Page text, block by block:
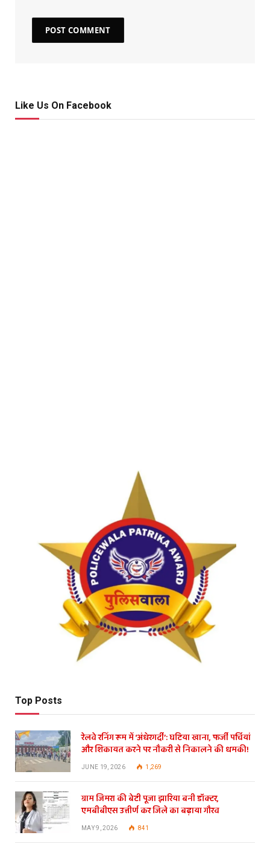
Like Us On Facebook
Top Posts
रेलवे रनिंग रूम में ‘अंधेरगर्दी’: घटिया खाना, फर्जी पर्चियां
और शिकायत करने पर नौकरी से निकालने की धमकी!
JUNE 19, 2026 1,269
ग्राम जिमरा की बेटी पूजा झारिया बनी डॉक्टर,
एमबीबीएस उत्तीर्ण कर जिले का बढ़ाया गौरव
MAY 9, 2026 841